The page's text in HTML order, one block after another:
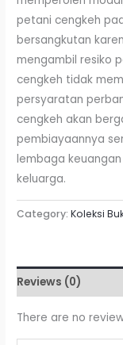
petani cengkeh
bersangkutan
mengambil resiko
cengkeh tidak
persyaratan
cengkeh akan
pembiayaannya
lembaga
keluarga.
Category:Koleksi
Reviews (0)
There are no